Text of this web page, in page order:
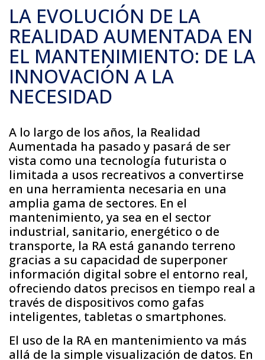
LA EVOLUCIÓN DE LA
REALIDAD AUMENTADA EN
EL MANTENIMIENTO: DE LA
INNOVACIÓN A LA
NECESIDAD
A lo largo de los años, la Realidad
Aumentada ha pasado y pasará de ser
vista como una tecnología futurista o
limitada a usos recreativos a convertirse
en una herramienta necesaria en una
amplia gama de sectores. En el
mantenimiento, ya sea en el sector
industrial, sanitario, energético o de
transporte, la RA está ganando terreno
gracias a su capacidad de superponer
información digital sobre el entorno real,
ofreciendo datos precisos en tiempo real a
través de dispositivos como gafas
inteligentes, tabletas o smartphones.
El uso de la RA en mantenimiento va más
allá de la simple visualización de datos. En